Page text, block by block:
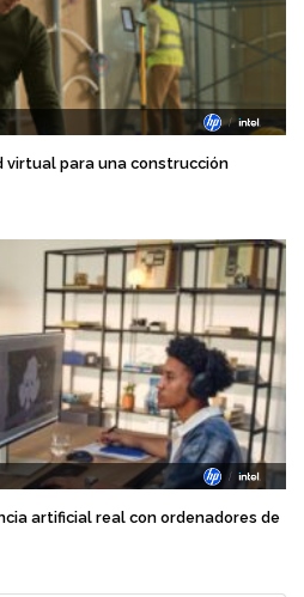
virtual para una construcción
artificial real con ordenadores de